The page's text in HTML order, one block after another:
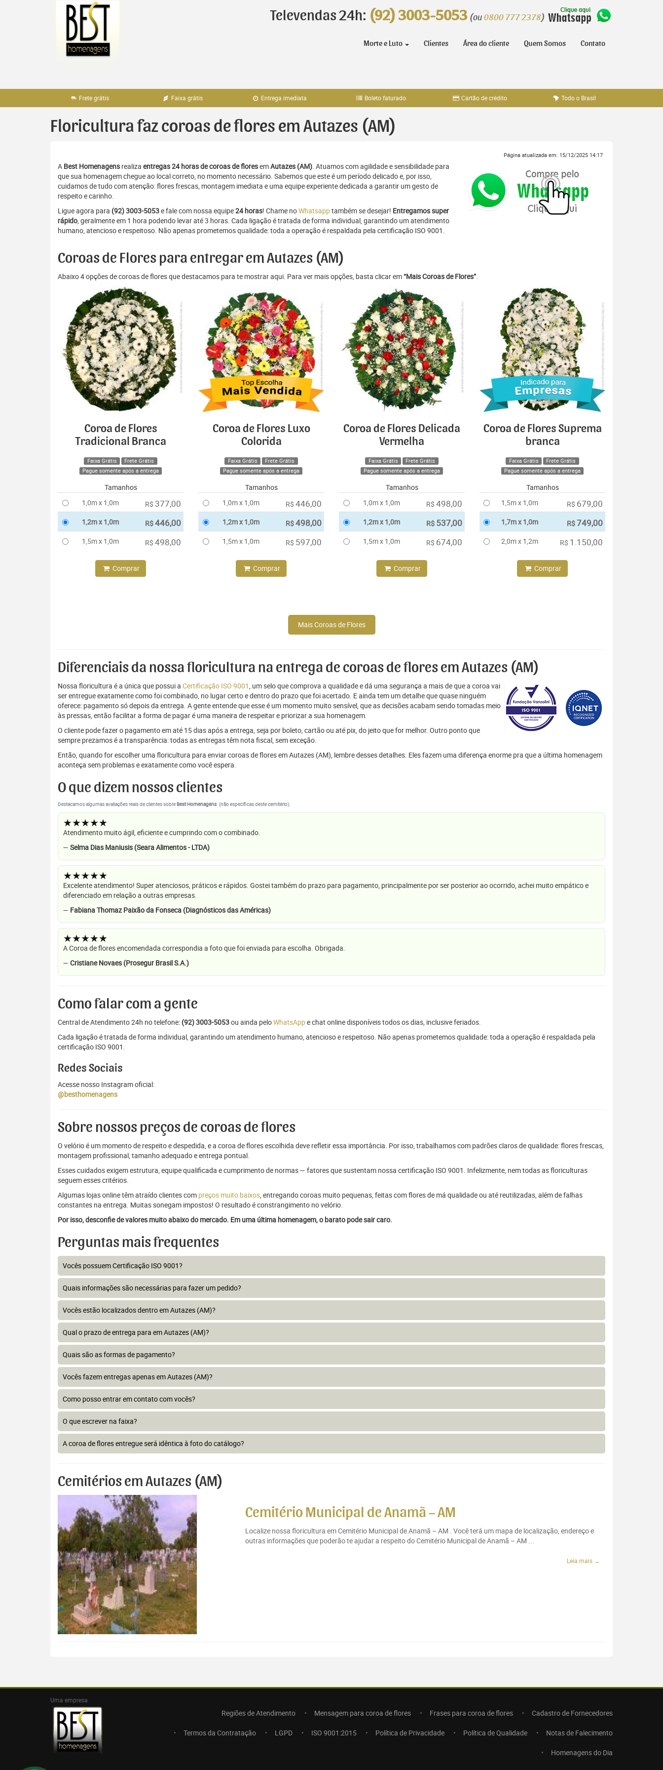
Televendas 24h: (92) 3003-5053 (ou 0800 777 2378)
Morte e Luto Clientes Área do cliente Quem Somos Contato
Frete grátis Faixa grátis Entrega imediata Boleto faturado Cartão de crédito Todo o Brasil
Floricultura faz coroas de flores em Autazes (AM)
Página atualizada em: 15/12/2025 14:17
A Best Homenagens realiza entregas 24 horas de coroas de floresemAutazes (AM). Atuamos com agilidade e sensibilidade para
que sua homenagem chegue ao local correto, no momento necessário. Sabemos que este é um período delicado e, por isso,
cuidamos de tudo com atenção: flores frescas, montagem imediata e uma equipe experiente dedicada a garantir um gesto de
respeito e carinho.
Ligue agora para (92) 3003-5053e fale com nossa equipe24 horas! Chame noWhatsapptambém se desejar! Entregamos super
rápido, geralmente em 1 hora podendo levar até 3 horas. Cada ligação é tratada de forma individual, garantindo um atendimento
humano, atencioso e respeitoso. Não apenas prometemos qualidade: toda a operação é respaldada pela certificação ISO 9001.
Coroas de Flores para entregar em Autazes (AM)
Abaixo 4 opções de coroas de flores que destacamos para te mostrar aqui. Para ver mais opções, basta clicar em“Mais Coroas de Flores”.
Coroa de Flores
Tradicional Branca
Faixa Grátis
Frete Grátis
Pague somente após a entrega
Tamanhos
1,0m x 1,0m
R$ 377,00
1,2m x 1,0m R$446,00
1,5m x 1,0m R$ 498,00
Comprar
Coroa de Flores Luxo
Colorida
Faixa Grátis
Frete Grátis
Pague somente após a entrega
Tamanhos
1,0m x 1,0m
R$ 446,00
1,2m x 1,0m R$498,00
1,5m x 1,0m R$ 597,00
Comprar
Coroa de Flores Delicada
Vermelha
Faixa Grátis
Frete Grátis
Pague somente após a entrega
Tamanhos
1,0m x 1,0m
R$ 498,00
1,2m x 1,0m R$ 537,00
1,5m x 1,0m R$ 674,00
Comprar
Coroa de Flores Suprema
branca
Faixa Grátis
Frete Grátis
Pague somente após a entrega
Tamanhos
1,5m x 1,0m
R$ 679,00
1,7m x 1,0m R$749,00
2,0m x 1,2m R$ 1.150,00
Comprar
Mais Coroas de Flores
Diferenciais da nossa floricultura na entrega de coroas de flores em Autazes (AM)
Nossa floricultura é a única que possui a Certificação ISO 9001, um selo que comprova a qualidade e dá uma segurança a mais de que a coroa vai
ser entregue exatamente como foi combinado, no lugar certo e dentro do prazo que foi acertado. E ainda tem um detalhe que quase ninguém
oferece: pagamento só depois da entrega. A gente entende que esse é um momento muito sensível, que as decisões acabam sendo tomadas meio
às pressas, então facilitar a forma de pagar é uma maneira de respeitar e priorizar a sua homenagem.
O cliente pode fazer o pagamento em até 15 dias após a entrega, seja por boleto, cartão ou até pix, do jeito que for melhor. Outro ponto que
sempre prezamos é a transparência: todas as entregas têm nota fiscal, sem exceção.
Então, quando for escolher uma floricultura para enviar coroas de flores em Autazes (AM), lembre desses detalhes. Eles fazem uma diferença enorme pra que a última homenagem
aconteça sem problemas e exatamente como você espera.
O que dizem nossos clientes
Destacamos algumas avaliações reais de clientes sobreBest Homenagens. (não específicas deste cemitério).
★★★★★
Atendimento muito ágil, eficiente e cumprindo com o combinado.
— Selma Dias Maniusis (Seara Alimentos - LTDA)
★★★★★
Excelente atendimento! Super atenciosos, práticos e rápidos. Gostei também do prazo para pagamento, principalmente por ser posterior ao ocorrido, achei muito empático e
diferenciado em relação a outras empresas.
— Fabiana Thomaz Paixão da Fonseca (Diagnósticos das Américas)
★★★★★
A Coroa de flores encomendada correspondia a foto que foi enviada para escolha. Obrigada.
— Cristiane Novaes (Prosegur Brasil S.A.)
Como falar com a gente
Central de Atendimento 24h no telefone: (92) 3003-5053ou ainda peloWhatsAppe chat online disponíveis todos os dias, inclusive feriados.
Cada ligação é tratada de forma individual, garantindo um atendimento humano, atencioso e respeitoso. Não apenas prometemos qualidade: toda a operação é respaldada pela
certificação ISO 9001.
Redes Sociais
Acesse nosso Instagram oficial:
@besthomenagens
Sobre nossos preços de coroas de flores
O velório é um momento de respeito e despedida, e a coroa de flores escolhida deve refletir essa importância. Por isso, trabalhamos com padrões claros de qualidade: flores frescas,
montagem profissional, tamanho adequado e entrega pontual.
Esses cuidados exigem estrutura, equipe qualificada e cumprimento de normas — fatores que sustentam nossa certificação ISO 9001. Infelizmente, nem todas as floriculturas
seguem esses critérios.
Algumas lojas online têm atraído clientes com preços muito baixos, entregando coroas muito pequenas, feitas com flores de má qualidade ou até reutilizadas, além de falhas
constantes na entrega. Muitas sonegam impostos! O resultado é constrangimento no velório.
Por isso, desconfie de valores muito abaixo do mercado. Em uma última homenagem, o barato pode sair caro.
Perguntas mais frequentes
Vocês possuem Certificação ISO 9001?
Quais informações são necessárias para fazer um pedido?
Vocês estão localizados dentro em Autazes (AM)?
Qual o prazo de entrega para em Autazes (AM)?
Quais são as formas de pagamento?
Vocês fazem entregas apenas em Autazes (AM)?
Como posso entrar em contato com vocês?
O que escrever na faixa?
A coroa de flores entregue será idêntica à foto do catálogo?
Cemitérios em Autazes (AM)
Cemitério Municipal de Anamã – AM
Localize nossa floricultura em Cemitério Municipal de Anamã – AM . Você terá um mapa de localização, endereço e
outras informações que poderão te ajudar a respeito do Cemitério Municipal de Anamã – AM ...
Leia mais →
Uma empresa
Regiões de Atendimento Mensagem para coroa de flores Frases para coroa de flores Cadastro de Fornecedores
Termos da Contratação LGPD ISO 9001:2015 Política de Privacidade Política de Qualidade Notas de Falecimento
Homenagens do Dia